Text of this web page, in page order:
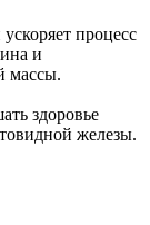
процесс
и
массы.
здоровье
железы.